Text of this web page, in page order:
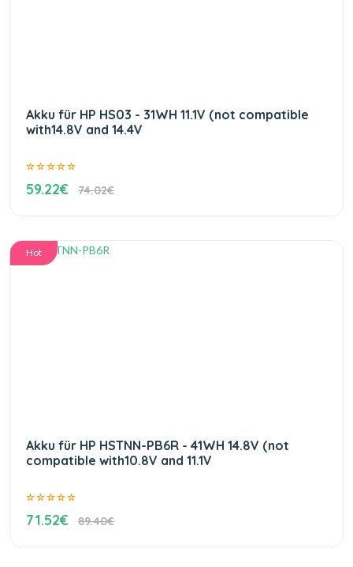
Akku für HP HS03 - 31WH 11.1V (not compatible
with14.8V and 14.4V
59.22€ 74.02€
Hot
Akku für HP HSTNN-PB6R - 41WH 14.8V (not
compatible with10.8V and 11.1V
71.52€ 89.40€